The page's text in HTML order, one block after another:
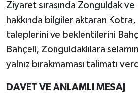
Ziyaret sırasında Zonguldak
hakkında bilgiler aktaran
taleplerini ve beklentilerini
Bahçeli, Zonguldaklılara
yalnız bırakmaması talimatı
DAVET VE ANLAMLI MESAJ